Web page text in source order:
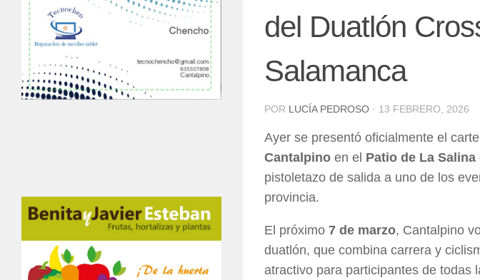
del Duatlón
Salamanca
POR LUCÍA PEDROSO · 13 FEBRERO, 2026
Ayer se presentó oficialmente el
Cantalpino en el Patio de La
pistoletazo de salida a uno de los
provincia.
El próximo 7 de marzo, Cantalpino
duatlón, que combina carrera y
atractivo para participantes de todas